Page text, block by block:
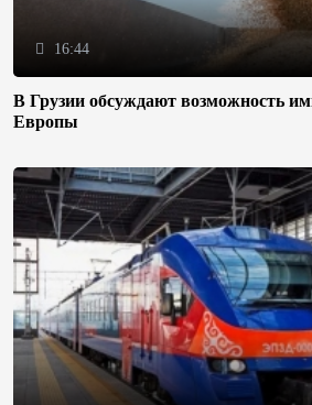
16:44
В Грузии обсуждают возможность
Европы